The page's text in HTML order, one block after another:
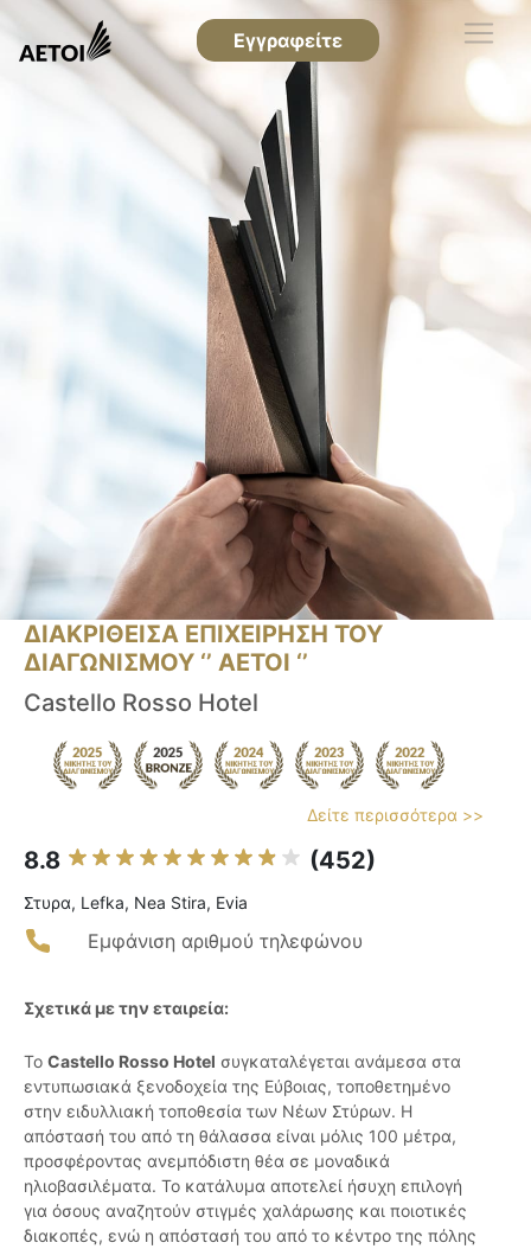
Εγγραφείτε
ΔΙΑΚΡΙΘΕΙΣΑ ΕΠΙΧΕΙΡΗΣΗ ΤΟΥ
ΔΙΑΓΩΝΙΣΜΟΥ ‘’ ΑΕΤΟΙ ‘’
Castello Rosso Hotel
Δείτε περισσότερα >>
8.8 (452)
Στυρα, Lefka, Nea Stira, Evia
Εμφάνιση αριθμού τηλεφώνου
Σχετικά με την εταιρεία:
Το Castello Rosso Hotel συγκαταλέγεται ανάμεσα στα
εντυπωσιακά ξενοδοχεία της Εύβοιας, τοποθετημένο
στην ειδυλλιακή τοποθεσία των Νέων Στύρων. Η
απόστασή του από τη θάλασσα είναι μόλις 100 μέτρα,
προσφέροντας ανεμπόδιστη θέα σε μοναδικά
ηλιοβασιλέματα. Το κατάλυμα αποτελεί ήσυχη επιλογή
για όσους αναζητούν στιγμές χαλάρωσης και ποιοτικές
διακοπές, ενώ η απόστασή του από το κέντρο της πόλης